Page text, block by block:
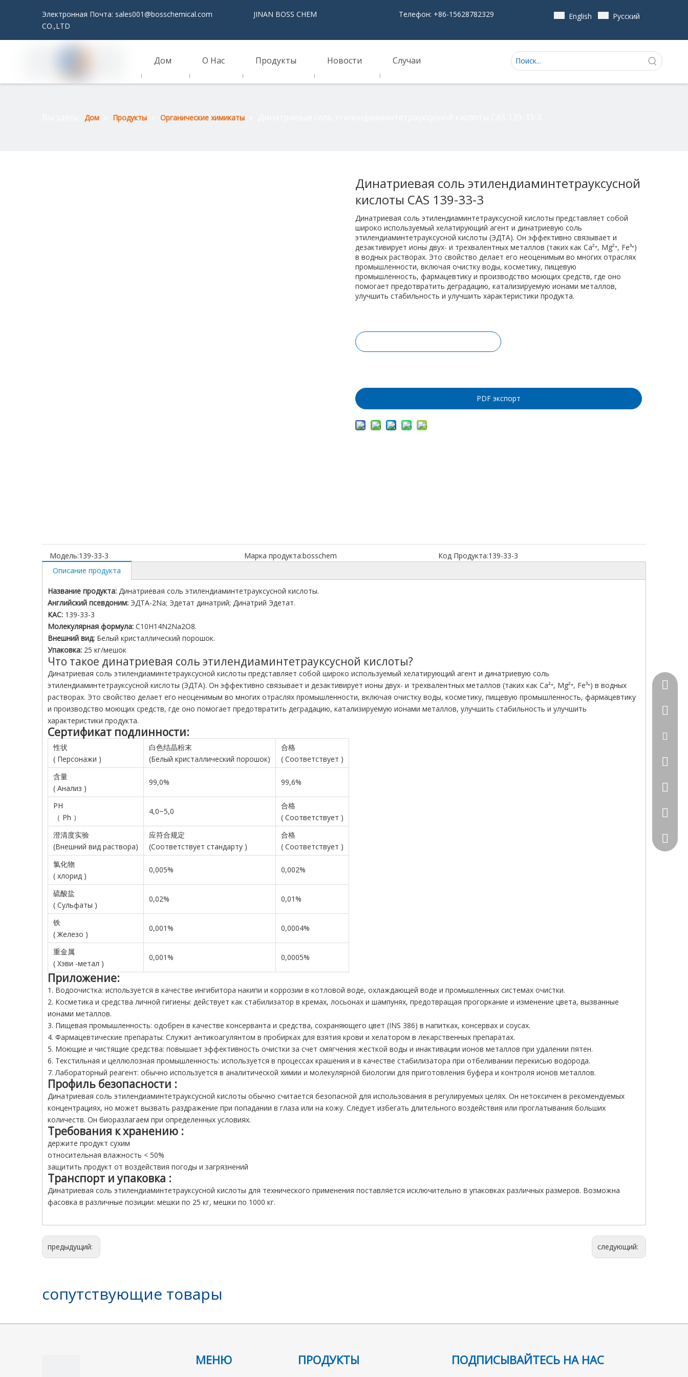
Электронная Почта: sales001@bosschemical.com JINAN BOSS CHEM
CO.,LTD
Телефон: +86-15628782329 English Pусский
Дом О Нас Продукты Новости Случаи
Дом Продукты Органические химикаты
Динатриевая соль этилендиаминтетрауксусной
кислоты CAS 139-33-3
Динатриевая соль этилендиаминтетрауксусной кислоты представляет собой
широко используемый хелатирующий агент и динатриевую соль
этилендиаминтетрауксусной кислоты (ЭДТА). Он эффективно связывает и
дезактивирует ионы двух- и трехвалентных металлов (таких как Ca²⁺, Mg²⁺, Fe³⁺)
в водных растворах. Это свойство делает его неоценимым во многих отраслях
промышленности, включая очистку воды, косметику, пищевую
промышленность, фармацевтику и производство моющих средств, где оно
помогает предотвратить деградацию, катализируемую ионами металлов,
улучшить стабильность и улучшить характеристики продукта.
PDF экспорт
Модель:139-33-3 Марка продукта:bosschem Код Продукта:139-33-3
Описание продукта
Название продукта: Динатриевая соль этилендиаминтетрауксусной кислоты.
Английский псевдоним: ЭДТА-2Na; Эдетат динатрий; Динатрий Эдетат.
КАС: 139-33-3
Молекулярная формула: C10H14N2Na2O8.
Внешний вид: Белый кристаллический порошок.
Упаковка: 25 кг/мешок
Что такое динатриевая соль этилендиаминтетрауксусной кислоты?
Динатриевая соль этилендиаминтетрауксусной кислоты представляет собой широко используемый хелатирующий агент и динатриевую соль
этилендиаминтетрауксусной кислоты (ЭДТА). Он эффективно связывает и дезактивирует ионы двух- и трехвалентных металлов (таких как Ca²⁺, Mg²⁺, Fe³⁺) в водных
растворах. Это свойство делает его неоценимым во многих отраслях промышленности, включая очистку воды, косметику, пищевую промышленность, фармацевтику
и производство моющих средств, где оно помогает предотвратить деградацию, катализируемую ионами металлов, улучшить стабильность и улучшить
характеристики продукта.
Сертификат подлинности:
性状
( Персонажи )
白色结晶粉末
(Белый кристаллический порошок)
合格
( Соответствует )
含量
( Анализ )
99,0% 99,6%
PH
（ Ph ）
4,0~5,0
合格
( Соответствует )
澄清度实验
(Внешний вид раствора)
应符合规定
(Соответствует стандарту )
合格
( Соответствует )
氯化物
( хлорид )
0,005% 0,002%
硫酸盐
( Сульфаты )
0,02% 0,01%
铁
(Железо )
0,001% 0,0004%
重金属
( Хэви -метал )
0,001% 0,0005%
Приложение:
1. Водоочистка: используется в качестве ингибитора накипи и коррозии в котловой воде, охлаждающей воде и промышленных системах очистки.
2. Косметика и средства личной гигиены: действует как стабилизатор в кремах, лосьонах и шампунях, предотвращая прогоркание и изменение цвета, вызванные
ионами металлов.
3. Пищевая промышленность: одобрен в качестве консерванта и средства, сохраняющего цвет (INS 386) в напитках, консервах и соусах.
4. Фармацевтические препараты: Служит антикоагулянтом в пробирках для взятия крови и хелатором в лекарственных препаратах.
5. Моющие и чистящие средства: повышает эффективность очистки за счет смягчения жесткой воды и инактивации ионов металлов при удалении пятен.
6. Текстильная и целлюлозная промышленность: используется в процессах крашения и в качестве стабилизатора при отбеливании перекисью водорода.
7. Лабораторный реагент: обычно используется в аналитической химии и молекулярной биологии для приготовления буфера и контроля ионов металлов.
Профиль безопасности :
Динатриевая соль этилендиаминтетрауксусной кислоты обычно считается безопасной для использования в регулируемых целях. Он нетоксичен в рекомендуемых
концентрациях, но может вызвать раздражение при попадании в глаза или на кожу. Следует избегать длительного воздействия или проглатывания больших
количеств. Он биоразлагаем при определенных условиях.
Требования к хранению :
держите продукт сухим
относительная влажность < 50%
защитить продукт от воздействия погоды и загрязнений
Транспорт и упаковка :
Динатриевая соль этилендиаминтетрауксусной кислоты для технического применения поставляется исключительно в упаковках различных размеров. Возможна
фасовка в различные позиции: мешки по 25 кг, мешки по 1000 кг.
предыдущий: следующий:
сопутствующие товары
МЕНЮ ПРОДУКТЫ ПОДПИСЫВАЙТЕСЬ НА НАС
+86-